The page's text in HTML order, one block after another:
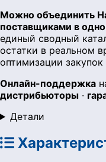
Можно объединить
поставщиками в
единый сводный
остатки в реальном
оптимизации
Онлайн-поддержка
дистрибьюторы ·
Детали